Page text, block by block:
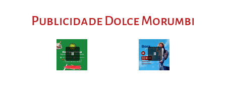
Publicidade Dolce Morumbi